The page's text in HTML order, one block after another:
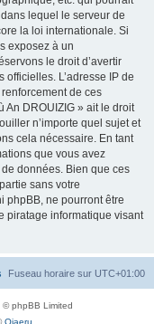
lequel le serveur de
la loi internationale. Si
exposez à un
le droit d’avertir
officielles. L’adresse IP de
de ces
An DROUIZIG » ait le droit
n’importe quel sujet et
cela nécessaire. En tant
que vous avez
données. Bien que ces
sans votre
phpBB, ne pourront être
piratage informatique visant
Fuseau horaire sur UTC+01:00
© phpBB Limited
Qiaeru